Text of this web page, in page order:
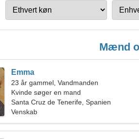
Mænd
Emma
23 år gammel, Vandmanden
Kvinde søger en mand
Santa Cruz de Tenerife, Spanien
Venskab